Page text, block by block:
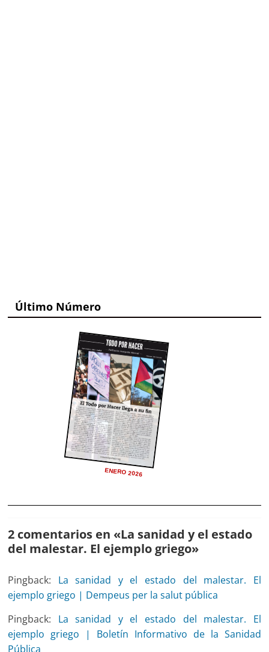
Último Número
ENERO 2026
2 comentarios en «La sanidad y el estado
del malestar. El ejemplo griego»
Pingback: La sanidad y el estado del malestar. El
ejemplo griego | Dempeus per la salut pública
Pingback: La sanidad y el estado del malestar. El
ejemplo griego | Boletín Informativo de la Sanidad
Pública